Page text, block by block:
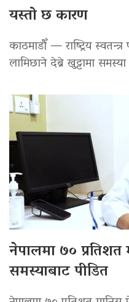
यस्तो छ कारण
काठमाडौँ — राष्ट्रिय
लामिछाने देब्रे खुट्टामा
नेपालमा ७०
समस्याबाट पीडित